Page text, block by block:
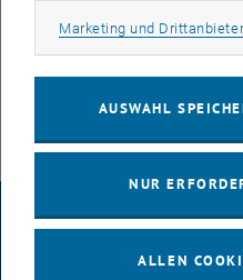
Marketing und
AUSWAHL
NUR
ALLEN